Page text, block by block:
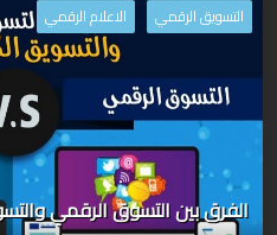
التسويق الرقمي الاعلام الرقمي
الفرق بين التسوق الرقمي